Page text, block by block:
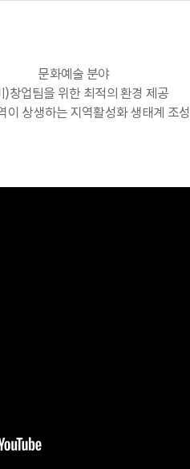
문화예술 분야
)창업팀을 위한 최적의 환경 제공
이 상생하는 지역활성화 생태계 조성